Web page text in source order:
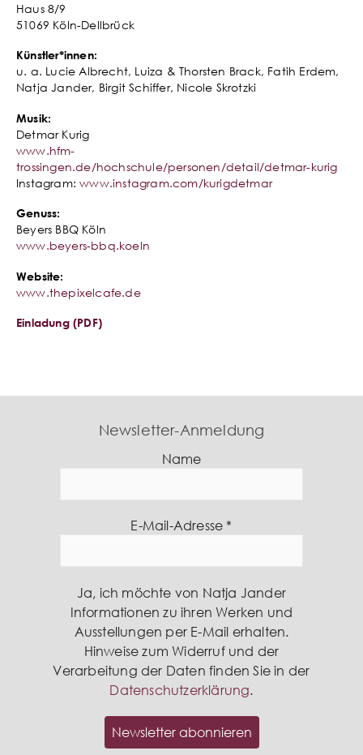
Haus 8/9
51069 Köln-Dellbrück
Künstler*innen:
u. a. Lucie Albrecht, Luiza & Thorsten Brack, Fatih Erdem,
Natja Jander, Birgit Schiffer, Nicole Skrotzki
Musik:
Detmar Kurig
www.hfm-
trossingen.de/hochschule/personen/detail/detmar-kurig
Instagram:www.instagram.com/kurigdetmar
Genuss:
Beyers BBQ Köln
www.beyers-bbq.koeln
Website:
www.thepixelcafe.de
Einladung (PDF)
Newsletter-Anmeldung
Name
E-Mail-Adresse *
Ja, ich möchte von Natja Jander
Informationen zu ihren Werken und
Ausstellungen per E-Mail erhalten.
Hinweise zum Widerruf und der
Verarbeitung der Daten finden Sie in der
Datenschutzerklärung.